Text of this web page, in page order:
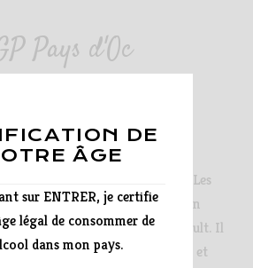
Pays d'Oc
la quintessence du rosé selon Les
n’est pas coutume, il s’agit d’un
cépages, le Grenache et le Cinsault. Il
tout en équilibre : élégant et
DE
ÂGE
sur ENTRER, je certifie
légal de consommer de
dans mon pays.